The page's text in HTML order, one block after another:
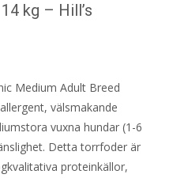
kg – Hill’s
Medium Adult Breed
välsmakande
vuxna hundar (1-6
Detta torrfoder är
proteinkällor,